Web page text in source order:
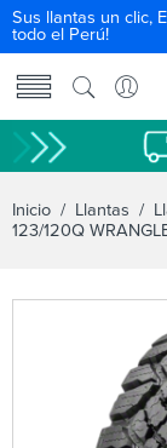
Sus llantas un clic,
todo el Perú!
Inicio / Llantas /
123/120Q